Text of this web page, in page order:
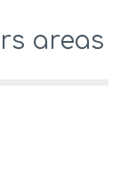
areas